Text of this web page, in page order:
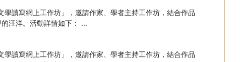
讀寫網上工作坊」，邀請作家、學者主持工作坊，結合作品
汪洋。活動詳情如下： ...
讀寫網上工作坊」，邀請作家、學者主持工作坊，結合作品